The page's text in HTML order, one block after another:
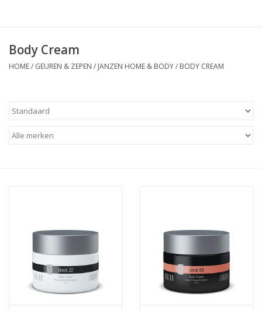
Tassen & Portemonnees
Kinderen
Sieraden
Hebbedingen
Body Cream
HOME/ GEUREN & ZEPEN / JANZEN HOME & BODY/ BODY CREAM